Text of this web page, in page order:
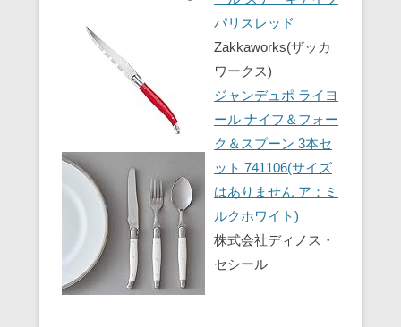
パリスレッド
Zakkaworks(ザッカ
ワークス)
ジャンデュポ ライヨ
ール ナイフ＆フォー
ク＆スプーン 3本セ
ット 741106(サイズ
はありません ア：ミ
ルクホワイト)
株式会社ディノス・
セシール